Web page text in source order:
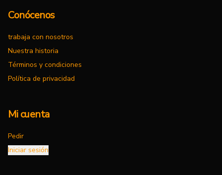
Conócenos
trabaja con nosotros
Nuestra historia
Términos y condiciones
Política de privacidad
Mi cuenta
Pedir
Iniciar sesión